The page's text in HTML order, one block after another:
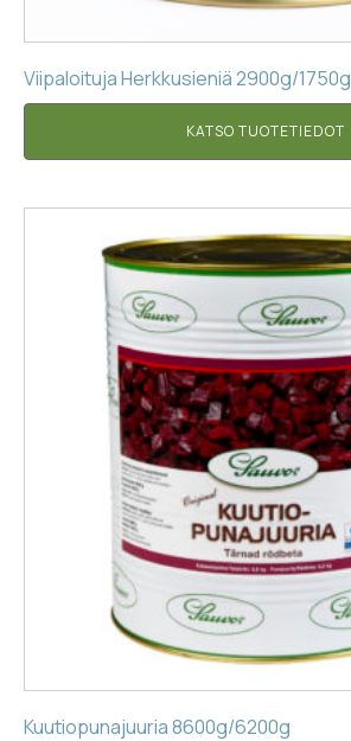
Viipaloituja Herkkusieniä 2900g/1750g
KATSO TUOTETIEDOT
Kuutiopunajuuria 8600g/6200g